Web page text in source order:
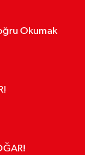
Okumak
DOĞAR!